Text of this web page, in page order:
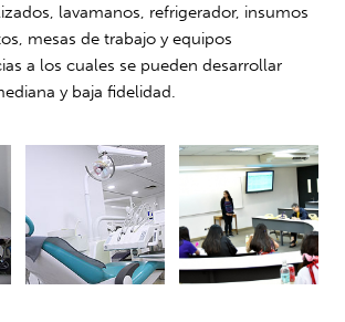
lavamanos, refrigerador, insumos
mesas de trabajo y equipos
a los cuales se pueden desarrollar
y baja fidelidad.